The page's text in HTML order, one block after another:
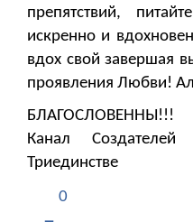
препятствий,
искренно и
вдох свой завершая
проявления Любви!
БЛАГОСЛОВЕННЫ!!!
Канал
Триединстве
0